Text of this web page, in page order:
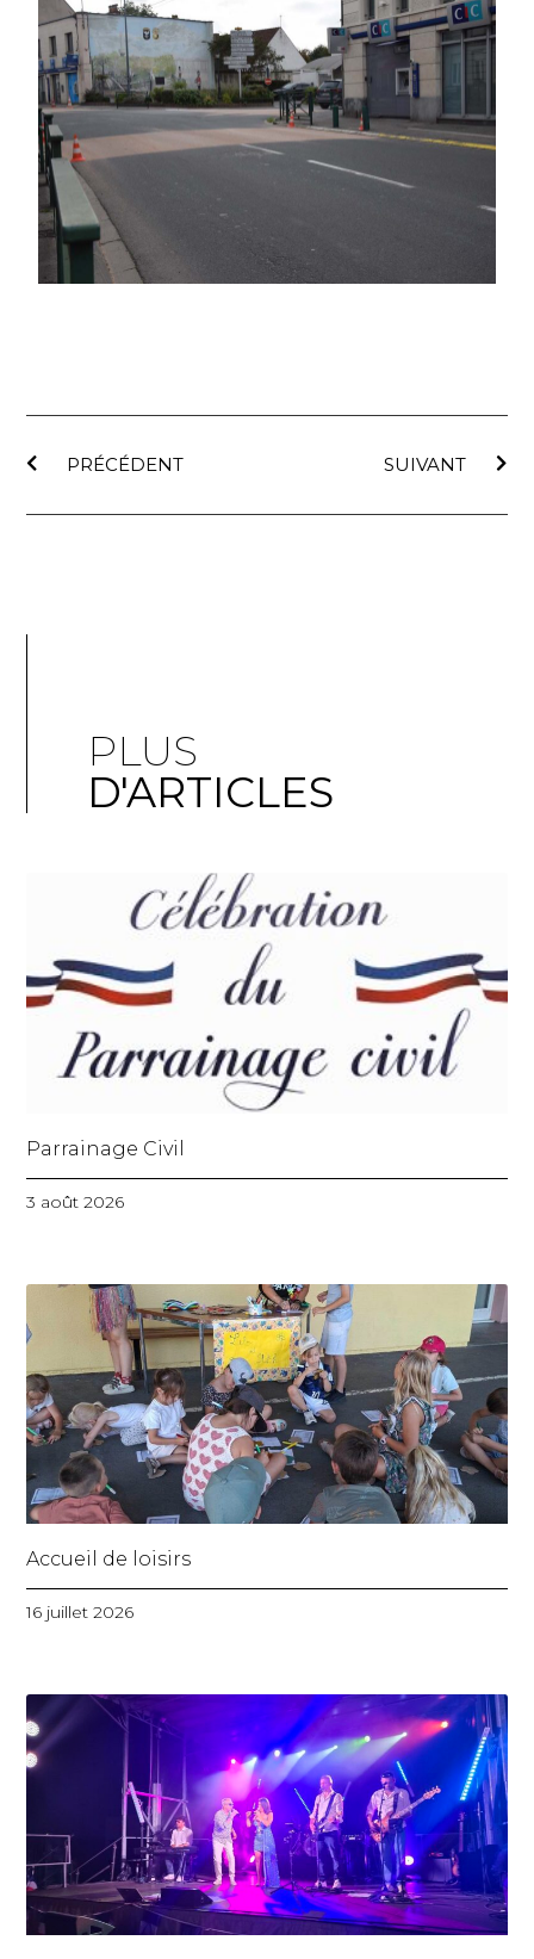
PRÉCÉDENT SUIVANT
PLUS
D'ARTICLES
Parrainage Civil
3 août 2026
Accueil de loisirs
16 juillet 2026